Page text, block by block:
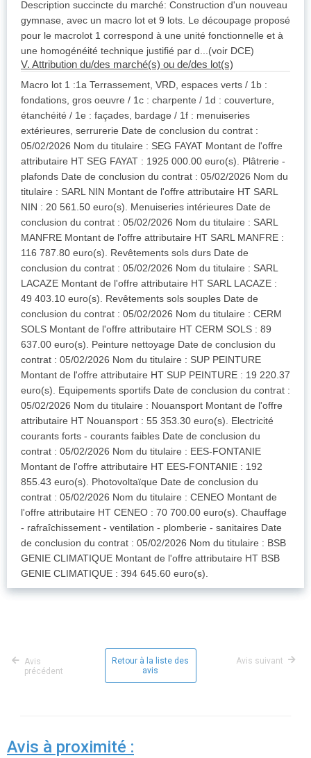
Description succincte du marché: Construction d'un nouveau
gymnase, avec un macro lot et 9 lots. Le découpage proposé
pour le macrolot 1 correspond à une unité fonctionnelle et à
une homogénéité technique justifié par d...(voir DCE)
V. Attribution du/des marché(s) ou de/des lot(s)
Macro lot 1 :1a Terrassement, VRD, espaces verts / 1b :
fondations, gros oeuvre / 1c : charpente / 1d : couverture,
étanchéité / 1e : façades, bardage / 1f : menuiseries
extérieures, serrurerie Date de conclusion du contrat :
05/02/2026 Nom du titulaire : SEG FAYAT Montant de l'offre
attributaire HT SEG FAYAT : 1925 000.00 euro(s). Plâtrerie -
plafonds Date de conclusion du contrat : 05/02/2026 Nom du
titulaire : SARL NIN Montant de l'offre attributaire HT SARL
NIN : 20 561.50 euro(s). Menuiseries intérieures Date de
conclusion du contrat : 05/02/2026 Nom du titulaire : SARL
MANFRE Montant de l'offre attributaire HT SARL MANFRE :
116 787.80 euro(s). Revêtements sols durs Date de
conclusion du contrat : 05/02/2026 Nom du titulaire : SARL
LACAZE Montant de l'offre attributaire HT SARL LACAZE :
49 403.10 euro(s). Revêtements sols souples Date de
conclusion du contrat : 05/02/2026 Nom du titulaire : CERM
SOLS Montant de l'offre attributaire HT CERM SOLS : 89
637.00 euro(s). Peinture nettoyage Date de conclusion du
contrat : 05/02/2026 Nom du titulaire : SUP PEINTURE
Montant de l'offre attributaire HT SUP PEINTURE : 19 220.37
euro(s). Equipements sportifs Date de conclusion du contrat :
05/02/2026 Nom du titulaire : Nouansport Montant de l'offre
attributaire HT Nouansport : 55 353.30 euro(s). Electricité
courants forts - courants faibles Date de conclusion du
contrat : 05/02/2026 Nom du titulaire : EES-FONTANIE
Montant de l'offre attributaire HT EES-FONTANIE : 192
855.43 euro(s). Photovoltaïque Date de conclusion du
contrat : 05/02/2026 Nom du titulaire : CENEO Montant de
l'offre attributaire HT CENEO : 70 700.00 euro(s). Chauffage
- rafraîchissement - ventilation - plomberie - sanitaires Date
de conclusion du contrat : 05/02/2026 Nom du titulaire : BSB
GENIE CLIMATIQUE Montant de l'offre attributaire HT BSB
GENIE CLIMATIQUE : 394 645.60 euro(s).
Avis
précédent
Retour à la liste des
avis
Avis suivant
Avis à proximité :